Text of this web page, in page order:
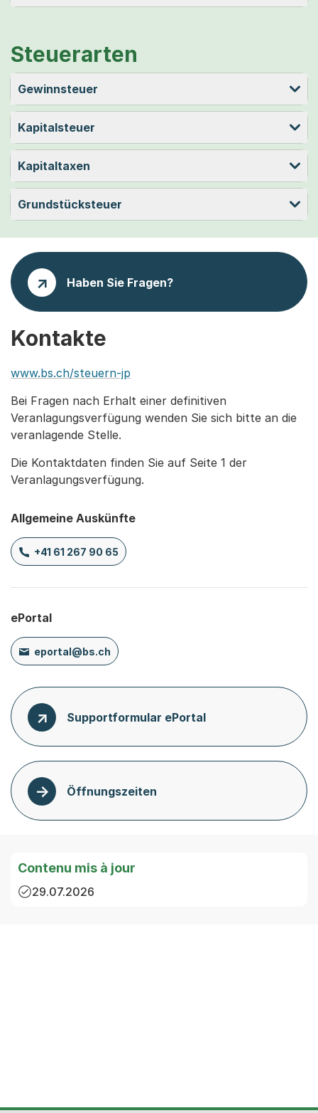
Steuerarten
Gewinnsteuer
Kapitalsteuer
Kapitaltaxen
Grundstücksteuer
Haben Sie Fragen?
Kontakte
www.bs.ch/steuern-jp
Bei Fragen nach Erhalt einer definitiven
Veranlagungsverfügung wenden Sie sich bitte an die
veranlagende Stelle.
Die Kontaktdaten finden Sie auf Seite 1 der
Veranlagungsverfügung.
Allgemeine Auskünfte
+41 61 267 90 65
ePortal
eportal@bs.ch
Supportformular ePortal
Öffnungszeiten
Contenu mis à jour
29.07.2026